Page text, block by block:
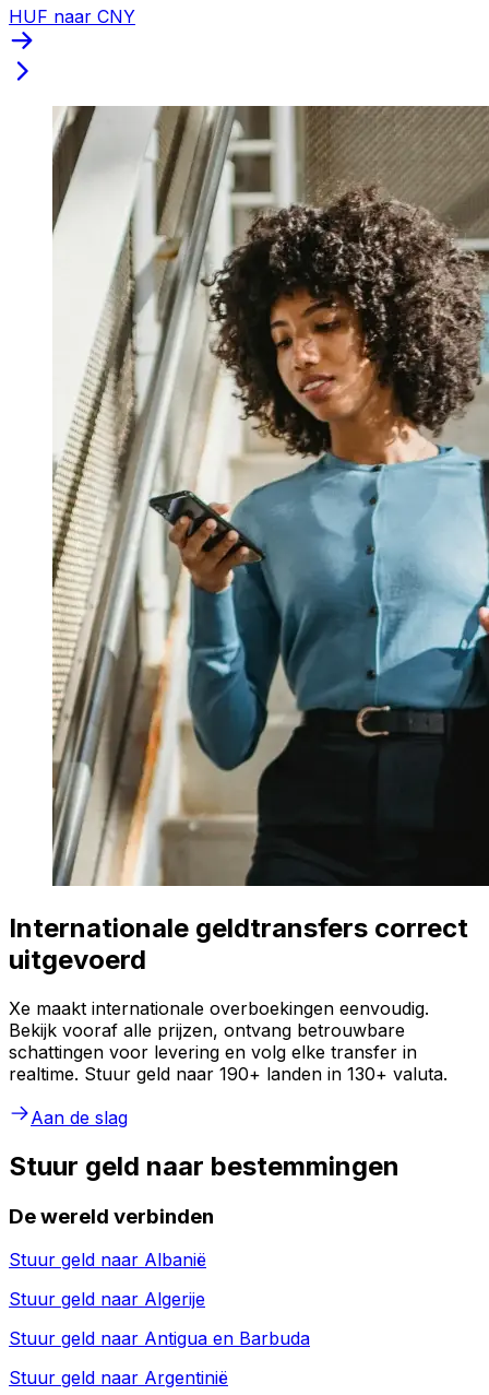
HUF naar CNY
Internationale geldtransfers correct
uitgevoerd
Xe maakt internationale overboekingen eenvoudig.
Bekijk vooraf alle prijzen, ontvang betrouwbare
schattingen voor levering en volg elke transfer in
realtime. Stuur geld naar 190+ landen in 130+ valuta.
Aan de slag
Stuur geld naar bestemmingen
De wereld verbinden
Stuur geld naar Albanië
Stuur geld naar Algerije
Stuur geld naar Antigua en Barbuda
Stuur geld naar Argentinië